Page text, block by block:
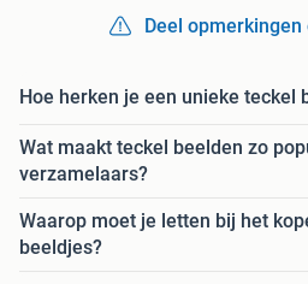
Deel opmerkingen
Hoe herken je een unieke teckel
Wat maakt teckel beelden zo
verzamelaars?
Waarop moet je letten bij het
beeldjes?